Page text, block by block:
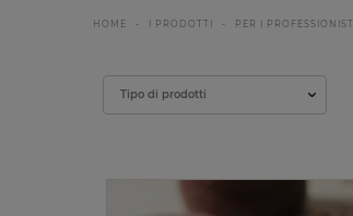
HOME I PRODOTTI PER I PROFESSIONISTI
Tipo di prodotti
Filtrare